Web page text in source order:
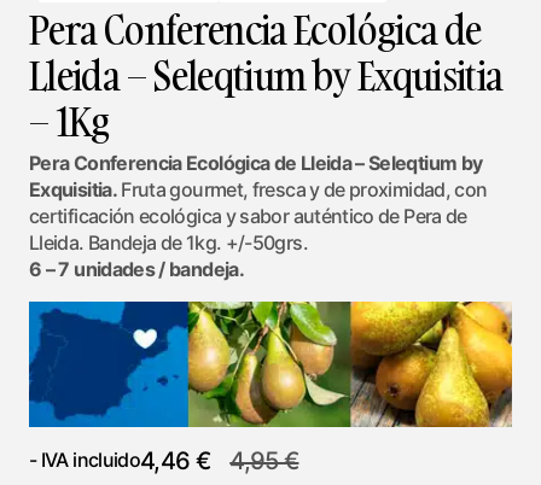
Pera Conferencia Ecológica de
Lleida – Seleqtium by Exquisitia
– 1Kg
Pera Conferencia Ecológica de Lleida – Seleqtium by
Exquisitia.Fruta gourmet, fresca y de proximidad, con
certificación ecológica y sabor auténtico de Pera de
Lleida. Bandeja de 1kg. +/-50grs.
6 – 7 unidades / bandeja.
4,95€
4,46 €
- IVA incluido